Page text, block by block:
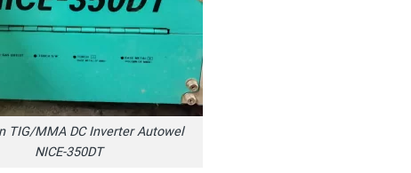
TIG/MMA DC Inverter Autowel
NICE-350DT